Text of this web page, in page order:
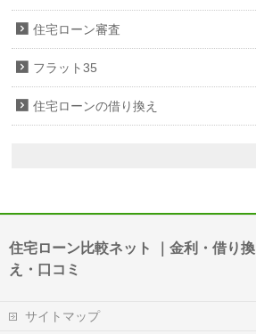
住宅ローン審査
フラット35
住宅ローンの借り換え
住宅ローン比較ネット ｜金利・借り換
え・口コミ
サイトマップ